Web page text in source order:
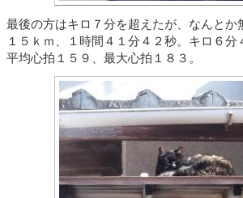
最後の方はキロ７分を超えたが、なんとか
１５ｋｍ、１時間４１分４２秒。キロ６分
平均心拍１５９、最大心拍１８３。